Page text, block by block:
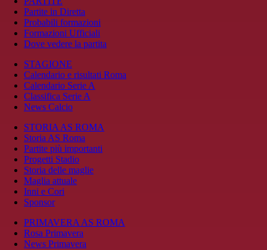
Partite in Diretta
Probabili formazioni
Formazioni Ufficiali
Dove vedere la partita
STAGIONE
Calendario e risultati Roma
Calendario Serie A
Classifica Serie A
News Calcio
STORIA AS ROMA
Storia AS Roma
Partite più importanti
Progetti Stadio
Storia delle maglie
Maglia attuale
Inni e Cori
Sponsor
PRIMAVERA AS ROMA
Rosa Primavera
News Primavera